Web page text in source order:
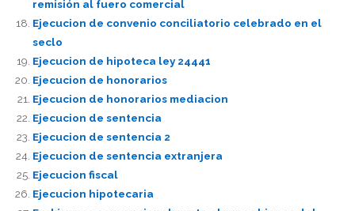
remisión al fuero comercial
Ejecucion de convenio conciliatorio celebrado en el
seclo
Ejecucion de hipoteca ley 24441
Ejecucion de honorarios
Ejecucion de honorarios mediacion
Ejecucion de sentencia
Ejecucion de sentencia 2
Ejecucion de sentencia extranjera
Ejecucion fiscal
Ejecucion hipotecaria